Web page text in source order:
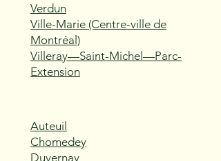
Verdun
Ville-Marie (Centre-ville de
Montréal)
Villeray—Saint-Michel—Parc-
Extension
Auteuil
Chomedey
Duvernay